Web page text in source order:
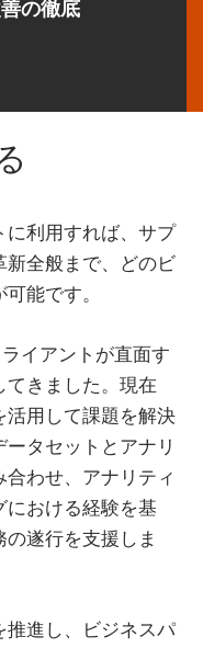
の徹底
に利用すれば、サプ
新全般まで、どのビ
能です。
イアントが直面す
てきました。現在
活用して課題を解決
タセットとアナリ
わせ、アナリティ
における経験を基
遂行を支援しま
推進し、ビジネスパ